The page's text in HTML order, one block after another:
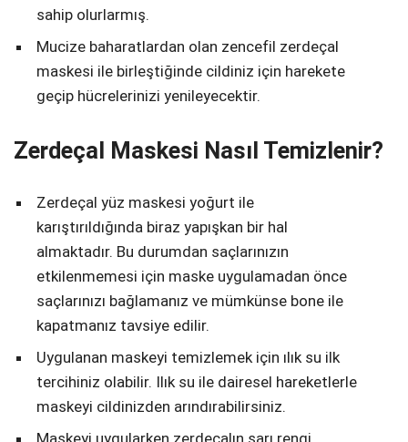
sahip olurlarmış.
Mucize baharatlardan olan zencefil zerdeçal
maskesi ile birleştiğinde cildiniz için harekete
geçip hücrelerinizi yenileyecektir.
Zerdeçal Maskesi Nasıl Temizlenir?
Zerdeçal yüz maskesi yoğurt ile
karıştırıldığında biraz yapışkan bir hal
almaktadır. Bu durumdan saçlarınızın
etkilenmemesi için maske uygulamadan önce
saçlarınızı bağlamanız ve mümkünse bone ile
kapatmanız tavsiye edilir.
Uygulanan maskeyi temizlemek için ılık su ilk
tercihiniz olabilir. Ilık su ile dairesel hareketlerle
maskeyi cildinizden arındırabilirsiniz.